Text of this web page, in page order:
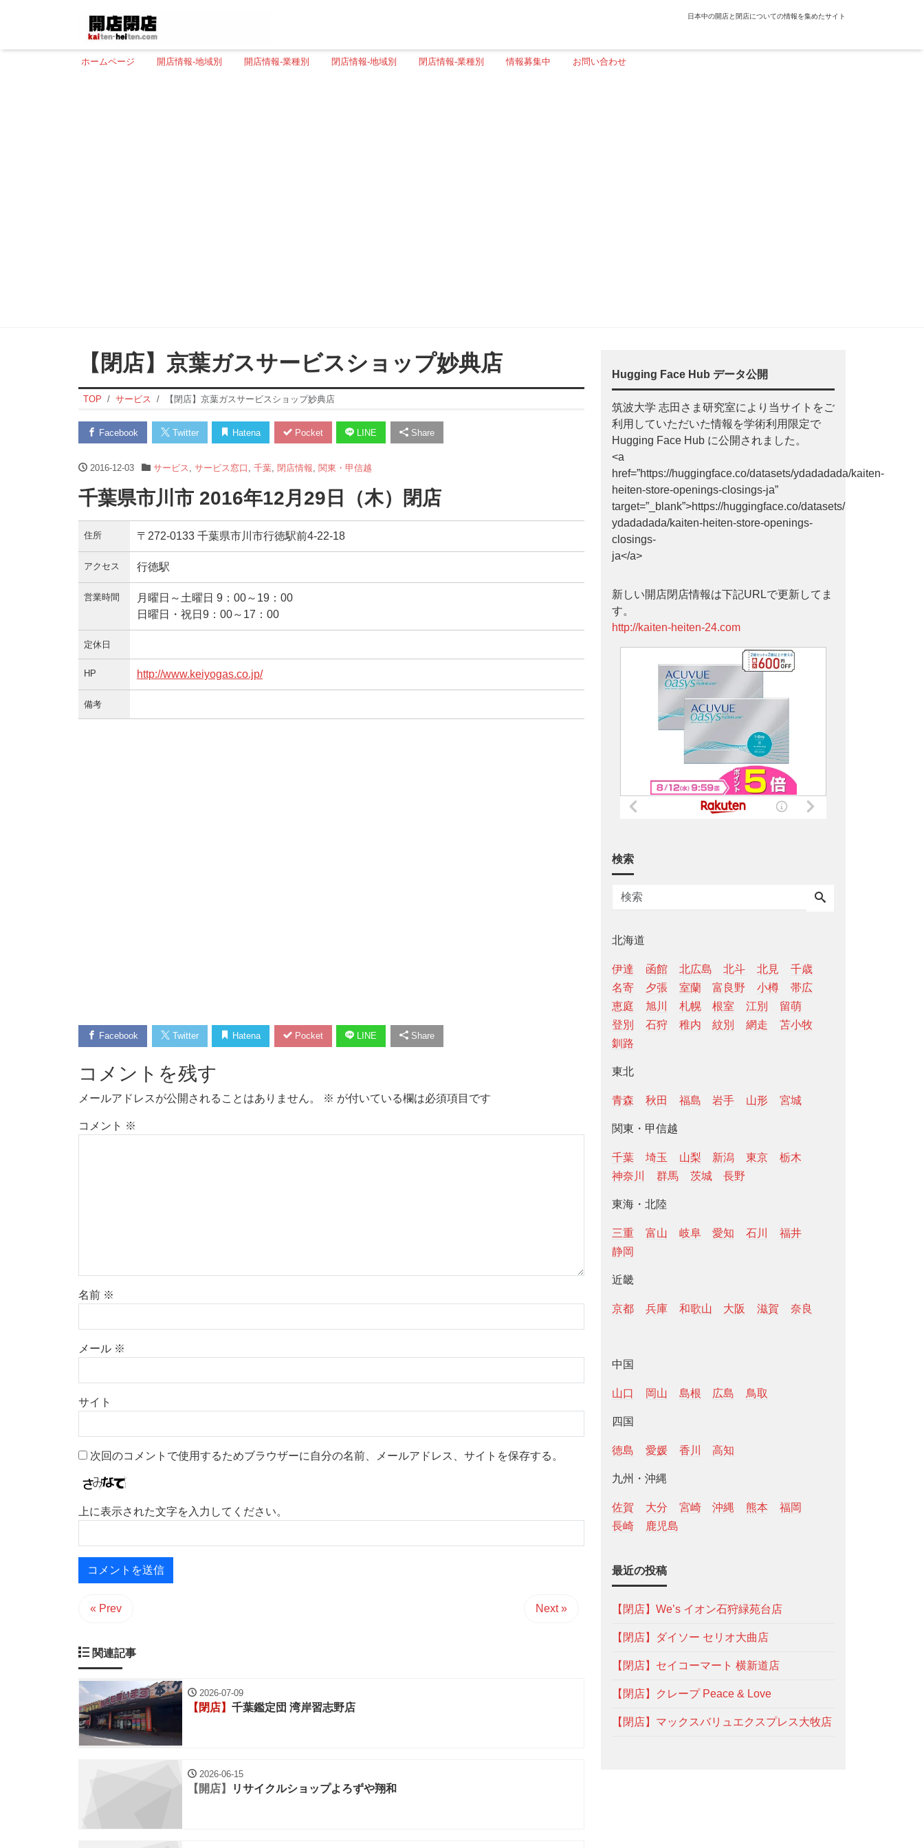
日本中の開店と閉店についての情報を集めたサイト
ホームページ 開店情報-地域別 開店情報-業種別 閉店情報-地域別 閉店情報-業種別 情報募集中 お問い合わせ
【閉店】京葉ガスサービスショップ妙典店
TOP サービス 【閉店】京葉ガスサービスショップ妙典店
Facebook Twitter Hatena Pocket LINE Share
2016-12-03 サービス サービス窓口 千葉, 閉店情報 関東・甲信越
千葉県市川市 2016年12月29日（木）閉店
住所 〒272-0133 千葉県市川市行徳駅前4-22-18
アクセス 行徳駅
営業時間
月曜日～土曜日 9：00～19：00
日曜日・祝日9：00～17：00
定休日
HP http://www.keiyogas.co.jp/
備考
Facebook Twitter Hatena Pocket LINE Share
コメントを残す
メールアドレスが公開されることはありません。 ※ が付いている欄は必須項目です
コメント ※
名前 ※
メール ※
サイト
次回のコメントで使用するためブラウザーに自分の名前、メールアドレス、サイトを保存する。
上に表示された文字を入力してください。
« Prev Next »
関連記事
2026-07-09
【閉店】 千葉鑑定団 湾岸習志野店
2026-06-15
【開店】 リサイクルショップよろずや翔和
Hugging Face Hub データ公開
筑波大学 志田さま研究室により当サイトをご
利用していただいた情報を学術利用限定で
Hugging Face Hub に公開されました。
<a
href=”https://huggingface.co/datasets/ydadadada/kaiten-
heiten-store-openings-closings-ja”
target=”_blank”>https://huggingface.co/datasets/
ydadadada/kaiten-heiten-store-openings-
closings-
ja</a>
新しい開店閉店情報は下記URLで更新してま
す。
http://kaiten-heiten-24.com
検索
北海道
伊達 函館 北広島 北斗 北見
千歳
名寄
夕張 室蘭 富良野 小樽
帯広
恵庭
旭川 札幌 根室 江別
留萌
登別
石狩 稚内 紋別 網走
苫小牧
釧路
東北
青森 秋田 福島 岩手 山形 宮城
関東・甲信越
千葉 埼玉 山梨 新潟 東京
栃木
神奈川
群馬 茨城 長野
東海・北陸
三重 富山 岐阜 愛知 石川
福井
静岡
近畿
京都 兵庫 和歌山 大阪 滋賀 奈良
中国
山口 岡山 島根 広島 鳥取
四国
徳島 愛媛 香川 高知
九州・沖縄
佐賀 大分 宮崎 沖縄 熊本
福岡
長崎
鹿児島
最近の投稿
【閉店】We’s イオン石狩緑苑台店
【閉店】ダイソー セリオ大曲店
【閉店】セイコーマート 横新道店
【閉店】クレープ Peace & Love
【閉店】マックスバリュエクスプレス大牧店